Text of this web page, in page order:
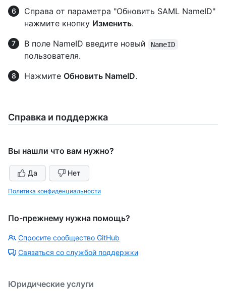
Справа от параметра "Обновить SAML NameID"
нажмите кнопку Изменить.
В поле NameID введите новый
NameID
пользователя.
Нажмите Обновить NameID.
Справка и поддержка
Вы нашли что вам нужно?
Да Нет
Политика конфиденциальности
По-прежнему нужна помощь?
Спросите сообщество GitHub
Связаться со службой поддержки
Юридические услуги